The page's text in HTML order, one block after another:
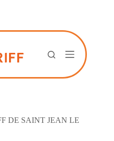
DE SAINT JEAN LE